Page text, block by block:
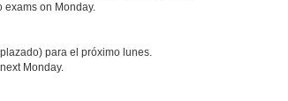
exams on Monday.
para el próximo lunes.
Monday.